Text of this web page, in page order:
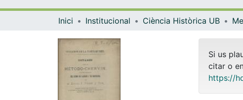
Inici Institucional Ciència Històrica UB
Si us
citar o
https://